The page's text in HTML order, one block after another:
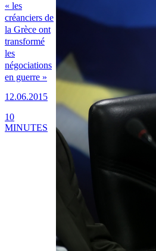
« les
créanciers de
la Grèce ont
transformé
les
négociations
en guerre »
12.06.2015
10
MINUTES